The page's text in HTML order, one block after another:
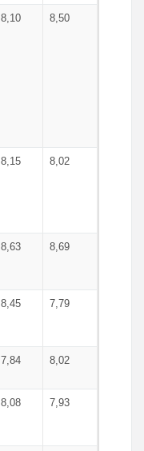
8,10 8,50
8,15 8,02
8,63 8,69
8,45 7,79
7,84 8,02
8,08 7,93